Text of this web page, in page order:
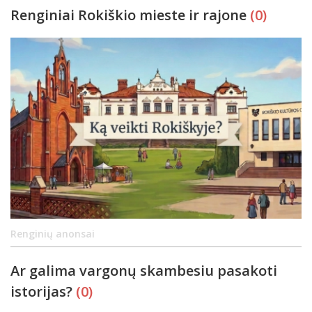
Renginiai Rokiškio mieste ir rajone (0)
Renginių anonsai
Ar galima vargonų skambesiu pasakoti
istorijas? (0)